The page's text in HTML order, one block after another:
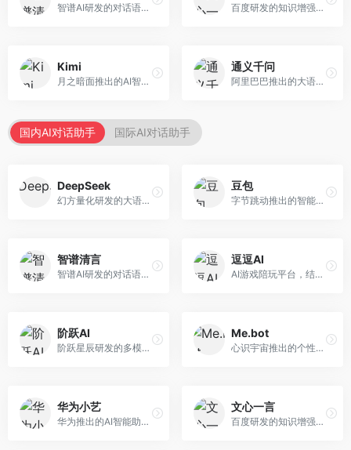
智谱AI研发的对话语言模型，支持中英双语交互。面向中文用户和开发者，提供知识问答、代码编写、文档解读等服务，开源生态完善，学术研究背景深厚。 百度研发的知识增强大语言模型，深度融合百度知识图谱和搜索能力。面向中文用户，提供知识问答、文本创作、逻辑推理等服务，中文语境理解准确，知识覆盖面广。
Kimi
月之暗面推出的AI智能助手，核心优势在于超长文本处理能力，支持20万字以上文档分析。面向学术研究者、职场人士和内容创作者，提供文档解读、PPT生成、联网搜索等综合服务。
通义千问
阿里巴巴推出的大语言模型平台，提供对话问答、文档处理、图像理解、代码编写等全方位AI服务。面向企业用户和个人开发者，集成阿里云生态，支持多模态交互，企业级安全保障。
国内AI对话助手 国际AI对话助手
DeepSeek
幻方量化研发的大语言模型平台，专注于深度推理和代码生成能力。面向开发者、研究人员和技术爱好者，提供强大的逻辑推理和数学计算功能，开源生态完善，API接口友好。
豆包
字节跳动推出的智能对话助手平台，提供文本创作、知识问答、英语学习等多种AI服务。面向普通用户和内容创作者，支持多轮对话和文件解析，免费使用，响应速度快，中文理解能力强。
智谱清言
智谱AI研发的对话语言模型，支持中英双语交互。面向中文用户和开发者，提供知识问答、代码编写、文档解读等服务，开源生态完善，学术研究背景深厚。
逗逗AI
AI游戏陪玩平台，结合游戏理解和自然语言交互技术。面向游戏玩家，提供游戏攻略、陪玩互动、社交聊天等服务，游戏知识丰富，互动体验有趣。
阶跃AI
阶跃星辰研发的多模态大模型平台，支持文本、图像、视频的综合理解与生成。面向创作者和企业客户，提供内容创作、智能分析等服务，多模态能力突出。
Me.bot
心识宇宙推出的个性化AI伴侣，专注于情感交互和个人助理服务。面向个人用户，支持日程管理、情感陪伴、知识问答等功能，交互体验人性化。
华为小艺
华为推出的AI智能助手网页端，深度整合鸿蒙生态和华为云服务。面向华为设备用户，支持语音交互、智能问答、设备控制等功能，与华为硬件生态无缝衔接。
文心一言
百度研发的知识增强大语言模型，深度融合百度知识图谱和搜索能力。面向中文用户，提供知识问答、文本创作、逻辑推理等服务，中文语境理解准确，知识覆盖面广。